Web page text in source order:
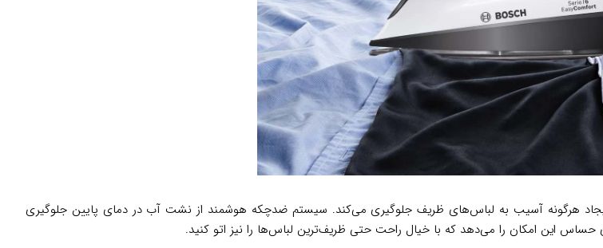
هرگونه آسیب به لباس‌های ظریف جلوگیری می‌کند. سیستم ضدچکه هوشمند از نشت آب در دمای پایین جلوگیری
این امکان را می‌دهد که با خیال راحت حتی ظریف‌ترین لباس‌ها را نیز اتو کنید.